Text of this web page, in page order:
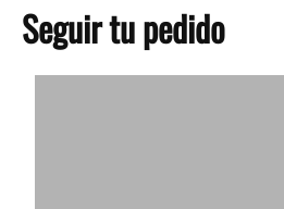
Seguir tu pedido